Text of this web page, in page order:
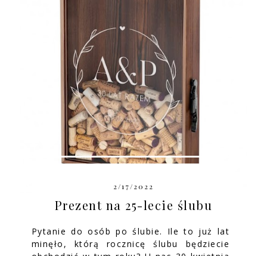
2/17/2022
Prezent na 25-lecie ślubu
Pytanie do osób po ślubie. Ile to już lat
minęło, którą rocznicę ślubu będziecie